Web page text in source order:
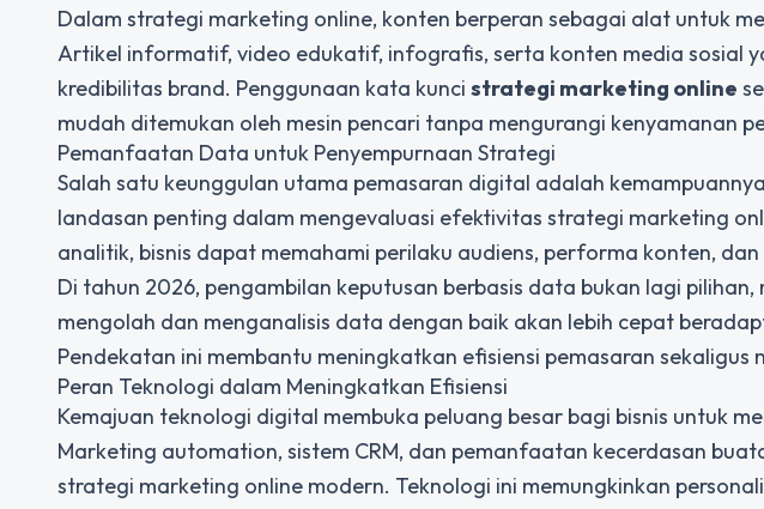
Dalam strategi marketing online, konten berperan sebagai alat untuk
Artikel informatif, video edukatif, infografis, serta konten media sosial
kredibilitas brand. Penggunaan kata kunci strategi marketing online
mudah ditemukan oleh mesin pencari tanpa mengurangi kenyamanan
Pemanfaatan Data untuk Penyempurnaan Strategi
Salah satu keunggulan utama pemasaran digital adalah
landasan penting dalam mengevaluasi efektivitas strategi marketing
analitik, bisnis dapat memahami perilaku audiens, performa konten,
Di tahun 2026, pengambilan keputusan berbasis data bukan lagi
mengolah dan menganalisis data dengan baik akan lebih cepat
Pendekatan ini membantu meningkatkan efisiensi pemasaran sekaligus
Peran Teknologi dalam Meningkatkan Efisiensi
Kemajuan teknologi digital membuka peluang besar bagi bisnis untuk
Marketing automation, sistem CRM, dan pemanfaatan kecerdasan
strategi marketing online modern. Teknologi ini memungkinkan